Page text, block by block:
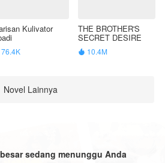
Kulivator
76.4K
THE BROTHER'S
SECRET DESIRE
 10.4M
Novel Lainnya
sedang menunggu Anda